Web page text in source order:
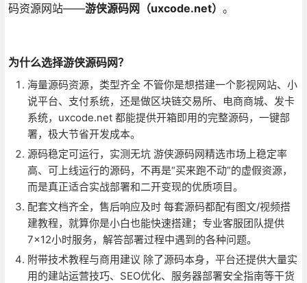
码资源网站——游侠源码网（uxcode.net） 。
为什么选择游侠源码网？
海量源码资源，类型齐全 不管你是想搭建一个影视网站、小
说平台、支付系统，还是做区块链交易所、电商商城、发卡
系统，uxcode.net 都能提供开箱即用的完整源码，一键部
署，极大节省开发成本。
源码稳定可运行，实测无坑 游侠源码网精选市场上稳定率
高、可上线运行的源码，不再是“买来跑不动”的虚假资源，
而是真正适合实战部署和二开变现的优质项目。
配套文档齐全，售后响应及时 每套源码都配有图文/视频搭
建教程，就算你是小白也能快速搭建；专业客服团队提供
7×12小时服务，解答部署过程中遇到的各种问题。
附带技术教程与商用建议 除了源码本身，平台还提供大量实
用的建站运营技巧、SEO优化、服务器部署安全指南等干货